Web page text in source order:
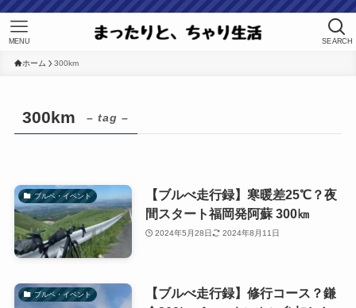
SEARCH
MENU
ホーム 300km
300km – tag –
ブルベ・イベント
【ブルべ走行録】寒暖差25℃？夜
間スタート福岡発阿蘇 300㎞
2024年5月28日 2024年8月11日
ブルベ・イベント
【ブルべ走行録】修行コース？鎌